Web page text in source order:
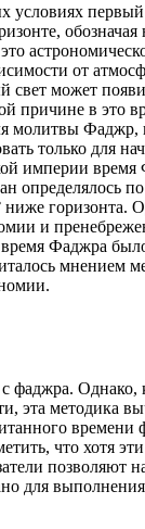
условиях первый
от
свет может
причине в это
молитвы Фаджр,
только для
империи время
определялось
ниже горизонта.
и
Фаджра
мнением
фаджра. Однако,
эта методика
времени
что хотя
позволяют
для